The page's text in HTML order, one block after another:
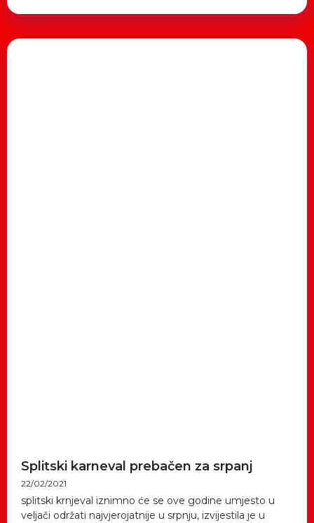
Splitski karneval prebačen za srpanj
22/02/2021
splitski krnjeval iznimno će se ove godine umjesto u
veljači održati najvjerojatnije u srpnju, izvijestila je u